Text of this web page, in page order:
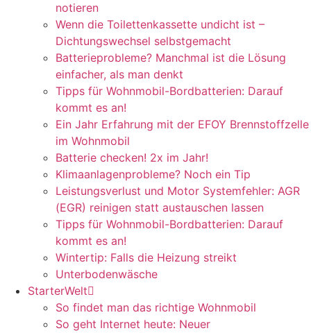
notieren
Wenn die Toilettenkassette undicht ist –
Dichtungswechsel selbstgemacht
Batterieprobleme? Manchmal ist die Lösung
einfacher, als man denkt
Tipps für Wohnmobil-Bordbatterien: Darauf
kommt es an!
Ein Jahr Erfahrung mit der EFOY Brennstoffzelle
im Wohnmobil
Batterie checken! 2x im Jahr!
Klimaanlagenprobleme? Noch ein Tip
Leistungsverlust und Motor Systemfehler: AGR
(EGR) reinigen statt austauschen lassen
Tipps für Wohnmobil-Bordbatterien: Darauf
kommt es an!
Wintertip: Falls die Heizung streikt
Unterbodenwäsche
StarterWelt
So findet man das richtige Wohnmobil
So geht Internet heute: Neuer